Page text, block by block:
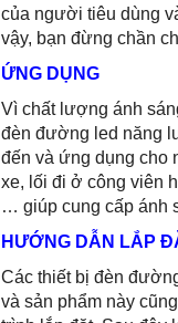
của người tiêu dùng
vậy, bạn đừng chần
ỨNG DỤNG
Vì chất lượng ánh
đèn đường led năng
đến và ứng dụng cho
xe, lối đi ở công viên
… giúp cung cấp ánh
HƯỚNG DẪN LẮP
Các thiết bị đèn
và sản phẩm này